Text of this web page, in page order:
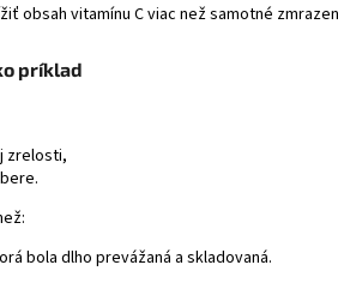
obsah vitamínu C viac než samotné
príklad
zrelosti,
bola dlho prevážaná a skladovaná.